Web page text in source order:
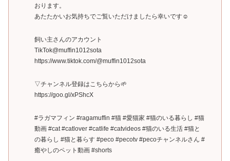
おります。
あたたかいお気持ちでご覧いただけましたら幸いです☺️
飼い主さんのアカウント
TikTok@muffin1012sota
https://www.tiktok.com/@muffin1012sota
▽チャンネル登録はこちらから🌱
https://goo.gl/xPShcX
#ラガマフィン #ragamuffin #猫 #愛猫家 #猫のいる暮らし #猫
動画 #cat #catlover #catlife #catvideos #猫のいる生活 #猫と
の暮らし #猫と暮らす #peco #pecotv #pecoチャンネルさん #
癒やしのペット動画 #shorts